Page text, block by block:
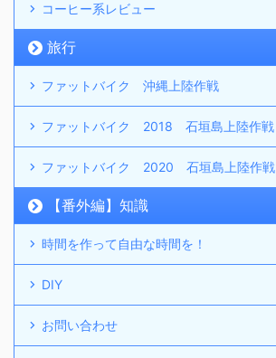
コーヒー系レビュー
旅行
ファットバイク 沖縄上陸作戦
ファットバイク 2018 石垣島上陸作戦
ファットバイク 2020 石垣島上陸作戦
【番外編】知識
時間を作って自由な時間を！
DIY
お問い合わせ